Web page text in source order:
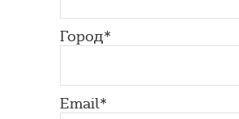
Город*
Email*